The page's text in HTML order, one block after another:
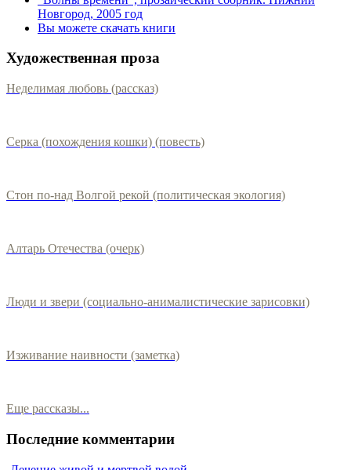
Новгород, 2005 год
Вы можете скачать книги
Художественная проза
Неделимая любовь (рассказ)
Серка (похождения кошки) (повесть)
Стон по-над Волгой рекой (политическая экология)
Алтарь Отечества (очерк)
Люди и звери (социально-анималистические зарисовки)
Изживание наивности (заметка)
Еще рассказы...
Последние комментарии